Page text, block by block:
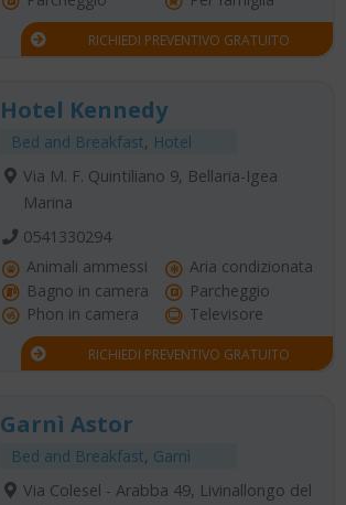
RICHIEDI PREVENTIVO GRATUITO
Hotel Kennedy
Bed and Breakfast, Hotel
Via M. F. Quintiliano 9, Bellaria-Igea
Marina
0541330294
Animali ammessi
Aria condizionata
Bagno in camera
Parcheggio
Phon in camera
Televisore
RICHIEDI PREVENTIVO GRATUITO
Garnì Astor
Bed and Breakfast, Garnì
Via Colesel - Arabba 49, Livinallongo del